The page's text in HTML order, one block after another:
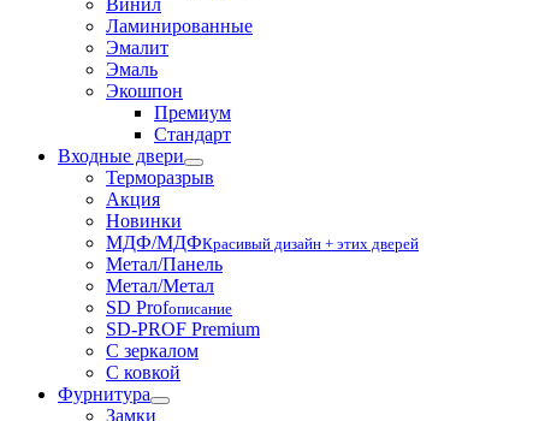
Винил
Ламинированные
Эмалит
Эмаль
Экошпон
Премиум
Стандарт
Входные двери
Терморазрыв
Акция
Новинки
МДФ/МДФКрасивый дизайн + этих дверей
Метал/Панель
Метал/Метал
SD Profописание
SD-PROF Premium
С зеркалом
С ковкой
Фурнитура
Замки